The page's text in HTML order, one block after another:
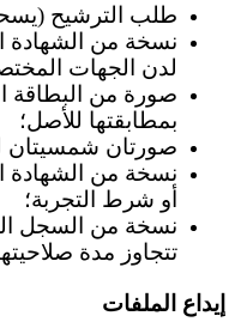
طلب الترشيح
نسخة من الشهادة
لدن الجهات
صورة من البطاقة
بمطابقتها للأصل؛
صورتان شمسيتان
نسخة من الشهادة
أو شرط التجربة؛
نسخة من السجل
تتجاوز مدة صلاحيتها 3
إيداع الملفات